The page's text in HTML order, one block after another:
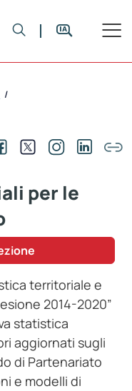
/
per le
territoriale e
2014-2020”
statistica
aggiornati sugli
di Partenariato
e modelli di